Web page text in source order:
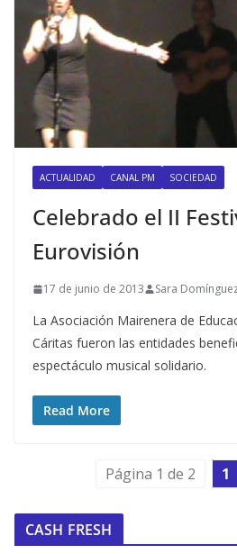
ACTUALIDAD CANAL PM SOCIEDAD
Celebrado el II
Eurovisión
17 de junio de 2013 Sara
La Asociación Mairenera de
Cáritas fueron las entidades
espectáculo musical solidario.
Read More
Página 1 de 2 1
CASH FRESH